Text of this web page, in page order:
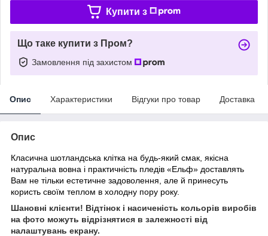
Купити з
Що таке купити з Пром?
Замовлення під захистом
Опис Характеристики Відгуки про товар Доставка
Опис
Класична шотландська клітка на будь-який смак, якісна
натуральна вовна і практичність пледів «Ельф» доставлять
Вам не тільки естетичне задоволення, але й принесуть
користь своїм теплом в холодну пору року.
Шановні клієнти! Відтінок і насиченість кольорів виробів
на фото можуть відрізнятися в залежності від
налаштувань екрану.